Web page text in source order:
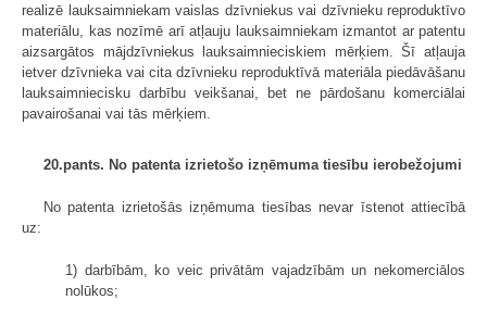
realizē lauksaimniekam vaislas dzīvniekus vai dzīvnieku reproduktīvo
materiālu, kas nozīmē arī atļauju lauksaimniekam izmantot ar patentu
aizsargātos mājdzīvniekus lauksaimnie­ciskiem mērķiem. Šī atļauja
ietver dzīvnieka vai cita dzīvnieku reproduktīvā materiāla piedāvāšanu
lauksaimniecisku darbību veikšanai, bet ne pārdošanu komerciālai
pavairošanai vai tās mērķiem.
20.pants. No patenta izrietošo izņēmuma tiesību ierobežojumi
No patenta izrietošās izņēmuma tiesības nevar īstenot attiecībā
uz:
1) darbībām, ko veic privātām vajadzībām un nekomerciālos
nolūkos;